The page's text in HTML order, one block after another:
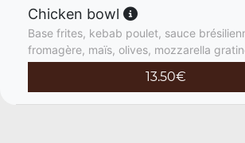
Chicken bowl
Base frites, kebab poulet, sauce
fromagère, maïs, olives, mozzarella
13.50€